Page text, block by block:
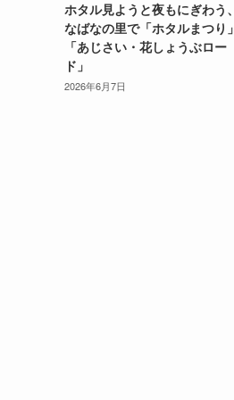
ホタル見ようと夜もにぎわう、
なばなの里で「ホタルまつり」
「あじさい・花しょうぶロー
ド」
2026年6月7日